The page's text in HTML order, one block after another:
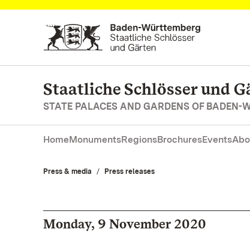
Navigate to main page
Staatliche Schlösser und
STATE PALACES AND GARDENS OF BADEN-
HomeMonumentsRegionsBrochuresEvents
Press & media Press releases
Monday, 9 November 2020